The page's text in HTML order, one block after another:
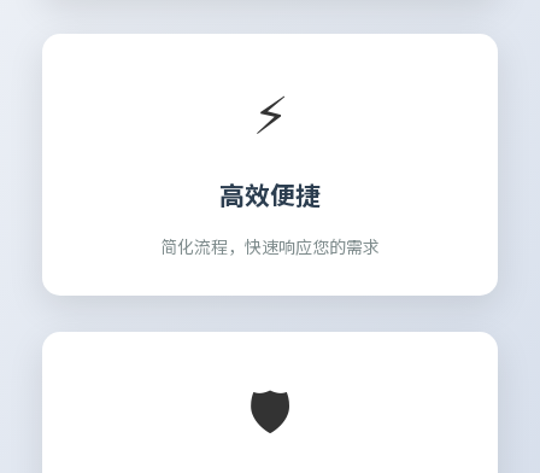
⚡
高效便捷
简化流程，快速响应您的需求
🛡️